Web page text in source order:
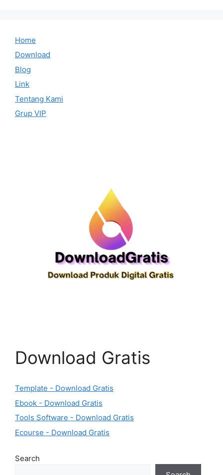
Home
Download
Blog
Link
Tentang Kami
Grup VIP
Download Gratis
Template - Download Gratis
Ebook - Download Gratis
Tools Software - Download Gratis
Ecourse - Download Gratis
Search